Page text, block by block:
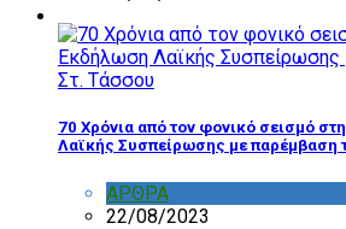
70 Χρόνια από τον φονικό σεισμό
Λαϊκής Συσπείρωσης με παρέμβαση
ΑΡΘΡΑ
22/08/2023